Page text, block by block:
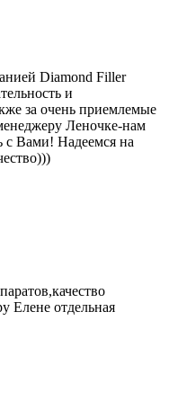
Diamond Filler
и
за очень приемлемые
Леночке-нам
с Вами! Надеемся на
Елене отдельная